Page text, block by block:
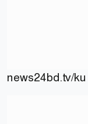
news24bd.tv/ku